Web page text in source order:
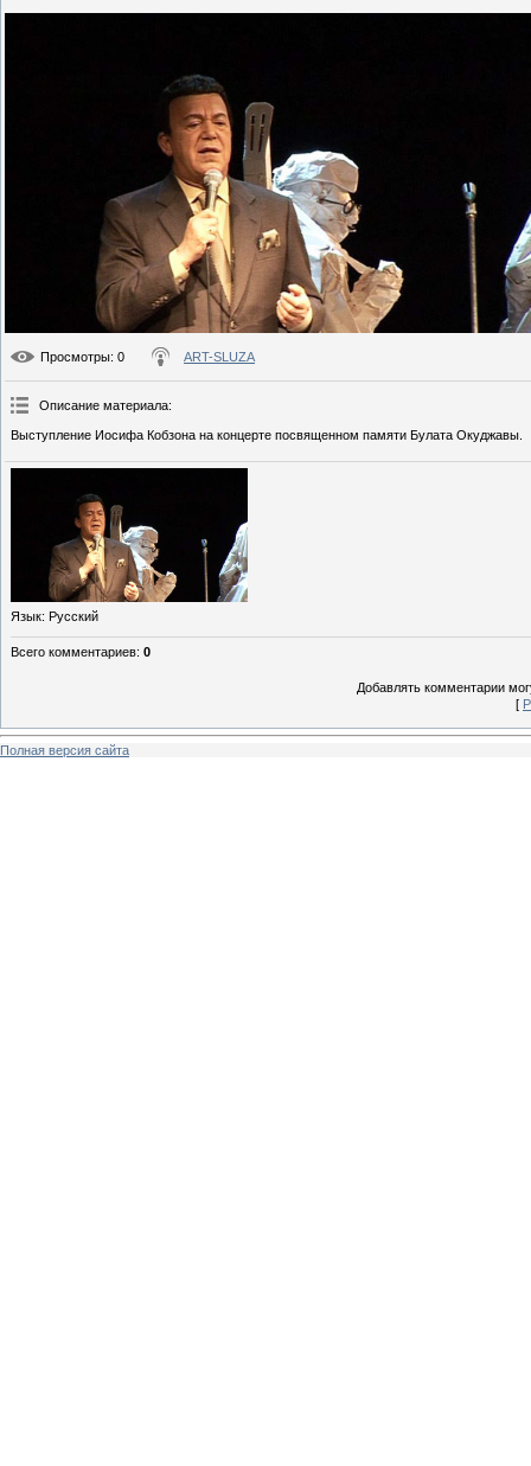
Просмотры: 0 ART-SLUZA
Описание материала:
Выступление Иосифа Кобзона на концерте посвященном памяти Булата Окуджавы.
Язык: Русский
Всего комментариев: 0
Добавлять комментарии
[
Полная версия сайта